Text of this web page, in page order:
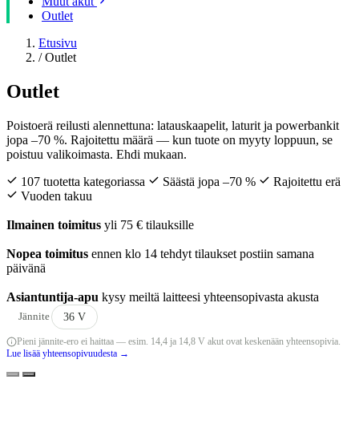
Outlet
Etusivu
/ Outlet
Outlet
Poistoerä reilusti alennettuna: latauskaapelit, laturit ja powerbankit
jopa –70 %. Rajoitettu määrä — kun tuote on myyty loppuun, se
poistuu valikoimasta. Ehdi mukaan.
107 tuotetta kategoriassa
Säästä jopa –70 %
Rajoitettu erä
Vuoden takuu
Ilmainen toimitus yli 75 € tilauksille
Nopea toimitus ennen klo 14 tehdyt tilaukset postiin samana
päivänä
Asiantuntija-apu kysy meiltä laitteesi yhteensopivasta akusta
Jännite 36 V
Pieni jännite-ero ei haittaa — esim. 14,4 ja 14,8 V akut ovat keskenään yhteensopivia.
Lue lisää yhteensopivuudesta →